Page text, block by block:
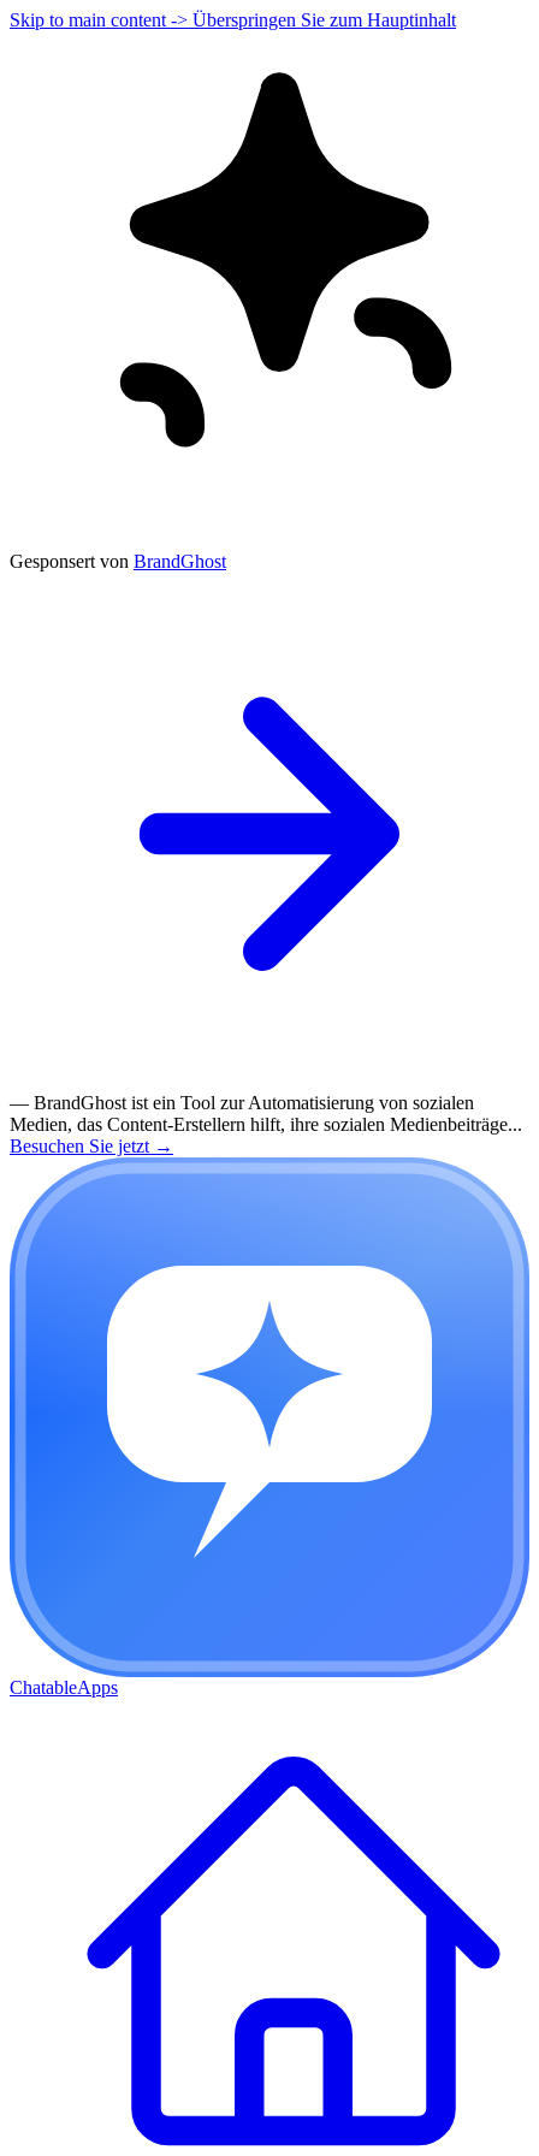
Skip to main content -> Überspringen Sie zum Hauptinhalt
Gesponsert von BrandGhost
— BrandGhost ist ein Tool zur Automatisierung von sozialen
Medien, das Content-Erstellern hilft, ihre sozialen Medienbeiträge...
Besuchen Sie jetzt →
ChatableApps